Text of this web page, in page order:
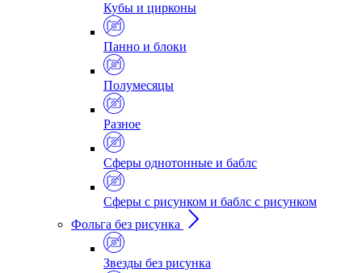
Кубы и цирконы
Панно и блоки
Полумесяцы
Разное
Сферы однотонные и баблс
Сферы с рисунком и баблс с рисунком
Фольга без рисунка
Звезды без рисунка